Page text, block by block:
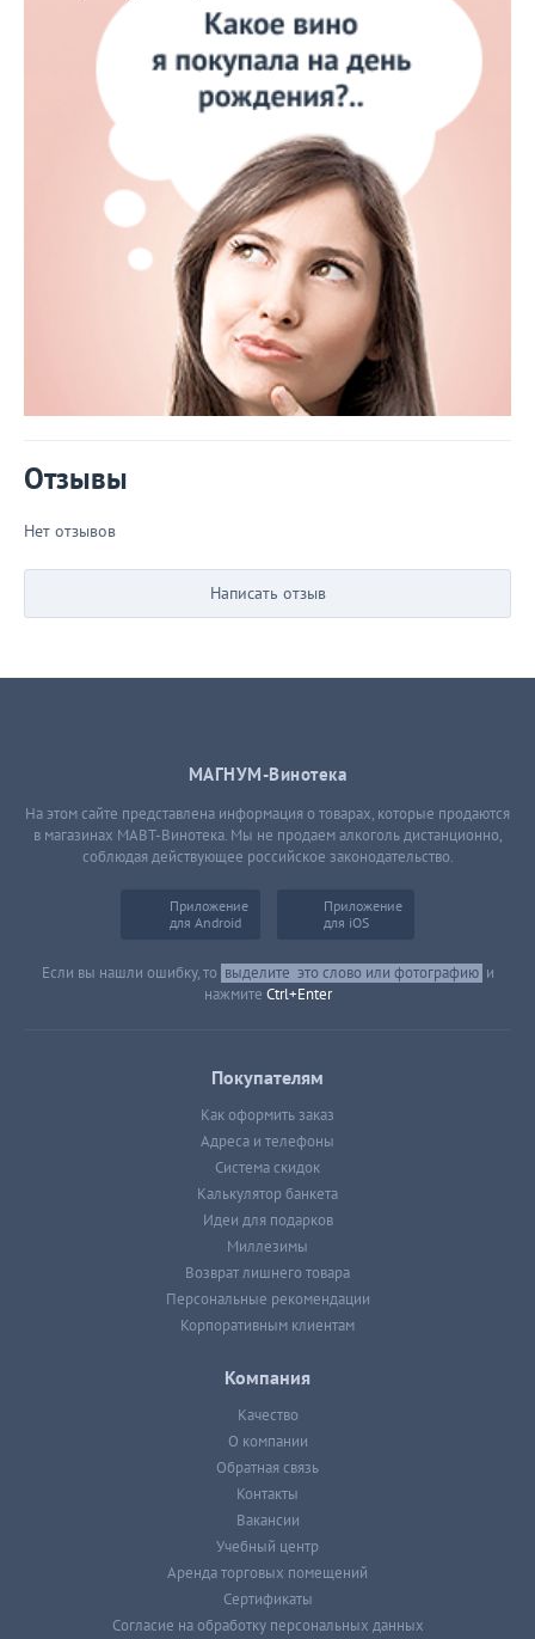
Отзывы
Нет отзывов
Написать отзыв
МАГНУМ-Винотека
На этом сайте представлена информация о товарах, которые продаются
в магазинах МАВТ-Винотека. Мы не продаем алкоголь дистанционно,
соблюдая действующее российское законодательство.
Приложение
для Android
Приложение
для iOS
Если вы нашли ошибку, то выделите это слово или фотографию и
нажмите Ctrl+Enter
Покупателям
Как оформить заказ
Адреса и телефоны
Система скидок
Калькулятор банкета
Идеи для подарков
Миллезимы
Возврат лишнего товара
Персональные рекомендации
Корпоративным клиентам
Компания
Качество
О компании
Обратная связь
Контакты
Вакансии
Учебный центр
Аренда торговых помещений
Сертификаты
Согласие на обработку персональных данных